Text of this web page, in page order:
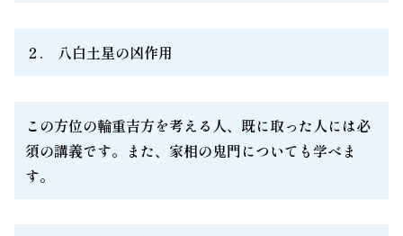
２. 八白土星の凶作用
この方位の輪重吉方を考える人、既に取った人には必
須の講義です。また、家相の鬼門についても学べま
す。